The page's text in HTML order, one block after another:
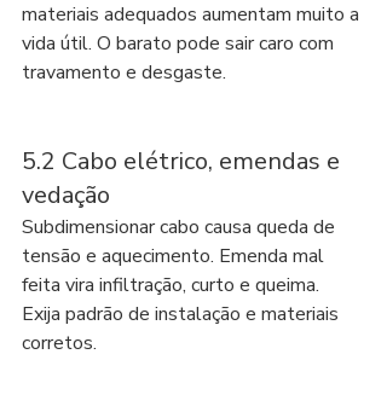
materiais adequados aumentam muito a
vida útil. O barato pode sair caro com
travamento e desgaste.
5.2 Cabo elétrico, emendas e
vedação
Subdimensionar cabo causa queda de
tensão e aquecimento. Emenda mal
feita vira infiltração, curto e queima.
Exija padrão de instalação e materiais
corretos.